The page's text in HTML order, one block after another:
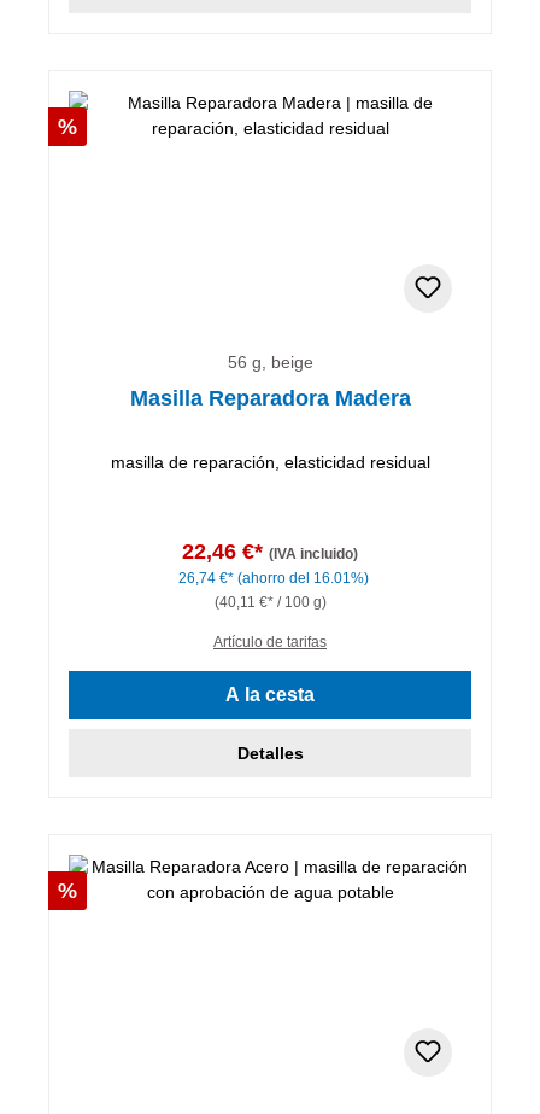
Descuento
%
56 g, beige
Masilla Reparadora Madera
masilla de reparación, elasticidad residual
22,46 €* (IVA incluido)
26,74 €* (ahorro del 16.01%)
(40,11 €* / 100 g)
Artículo de tarifas
A la cesta
Detalles
Descuento
%